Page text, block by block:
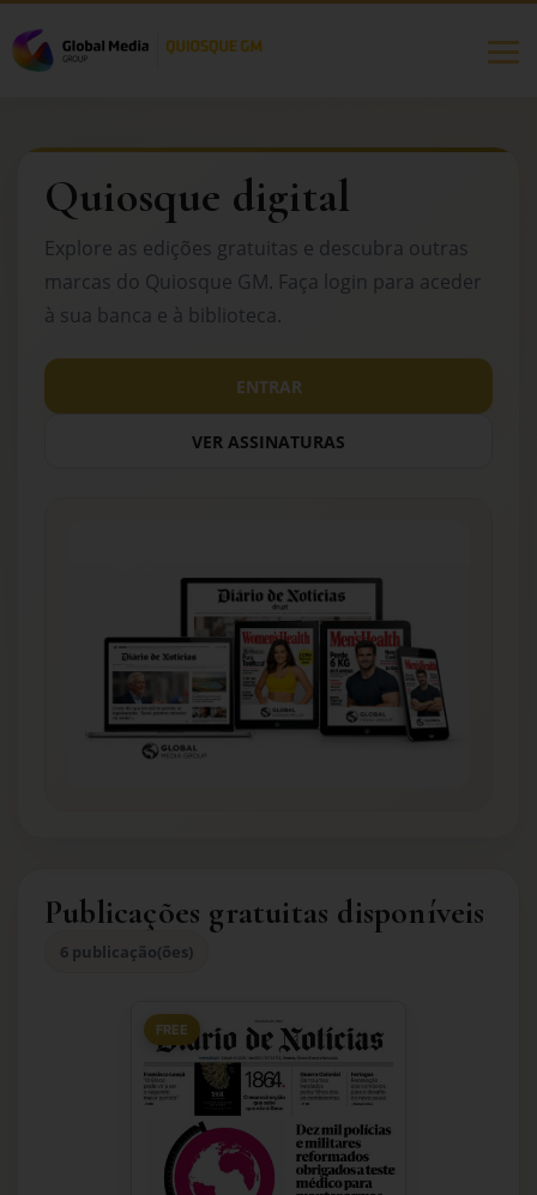
Quiosque digital
Explore as edições gratuitas e descubra outras
marcas do Quiosque GM. Faça login para aceder
à sua banca e à biblioteca.
ENTRAR
VER ASSINATURAS
Publicações gratuitas disponíveis
6 publicação(ões)
FREE